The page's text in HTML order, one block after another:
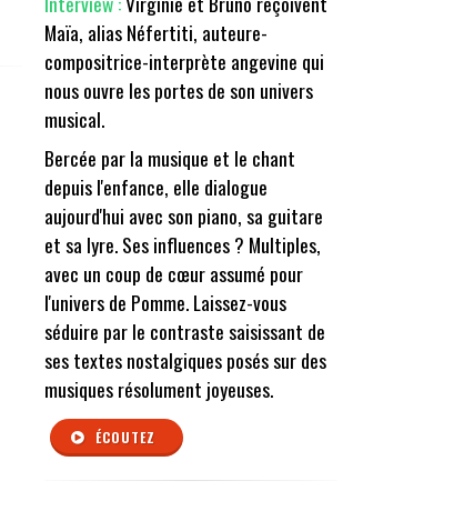
Maïa, alias Néfertiti, auteure-
compositrice-interprète angevine qui
nous ouvre les portes de son univers
musical.
Bercée par la musique et le chant
depuis l'enfance, elle dialogue
aujourd'hui avec son piano, sa guitare
et sa lyre. Ses influences ? Multiples,
avec un coup de cœur assumé pour
l'univers de Pomme. Laissez-vous
séduire par le contraste saisissant de
ses textes nostalgiques posés sur des
musiques résolument joyeuses.
ÉCOUTEZ